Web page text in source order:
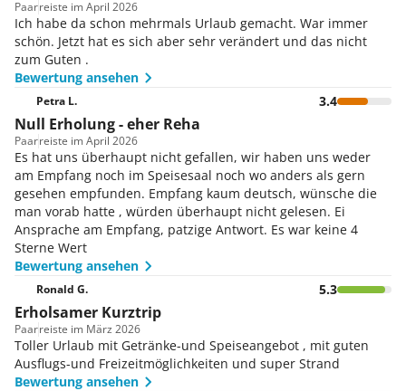
großen Wert auf Hygiene, was durch
Desinfektionsspender, Hygiene-Schutzwände
und die Möglichkeit zum kontaktlosen
Bezahlen unterstützt wird.
Paarreiste im April 2026
Ich habe da schon mehrmals Urlaub gemacht. War immer
schön. Jetzt hat es sich aber sehr verändert und das nicht
zum Guten .
Bewertung ansehen
Petra L. 3.4
Null Erholung - eher Reha
Paarreiste im April 2026
Es hat uns überhaupt nicht gefallen, wir haben uns weder
am Empfang noch im Speisesaal noch wo anders als gern
gesehen empfunden. Empfang kaum deutsch, wünsche die
man vorab hatte , würden überhaupt nicht gelesen. Ei
Ansprache am Empfang, patzige Antwort. Es war keine 4
Sterne Wert
Bewertung ansehen
Ronald G. 5.3
Erholsamer Kurztrip
Paarreiste im März 2026
Toller Urlaub mit Getränke-und Speiseangebot , mit guten
Ausflugs-und Freizeitmöglichkeiten und super Strand
Bewertung ansehen